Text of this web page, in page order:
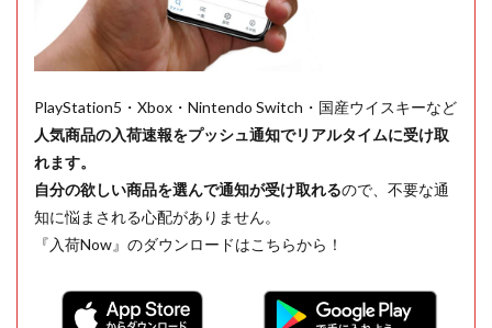
PlayStation5・Xbox・Nintendo Switch・国産ウイスキーなど
人気商品の入荷速報をプッシュ通知でリアルタイムに受け取
れます。
自分の欲しい商品を選んで通知が受け取れるので、不要な通
知に悩まされる心配がありません。
『入荷Now』のダウンロードはこちらから！